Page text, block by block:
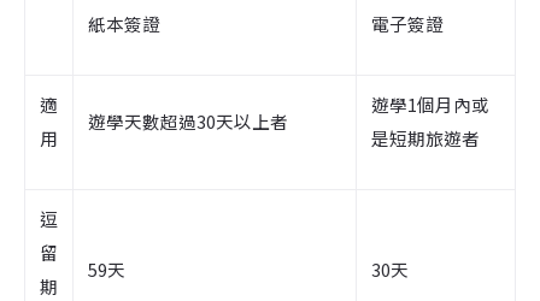
紙本簽證 電子簽證
適
用
遊學天數超過30天以上者
遊學1個月內或
是短期旅遊者
逗
留
期
59天 30天